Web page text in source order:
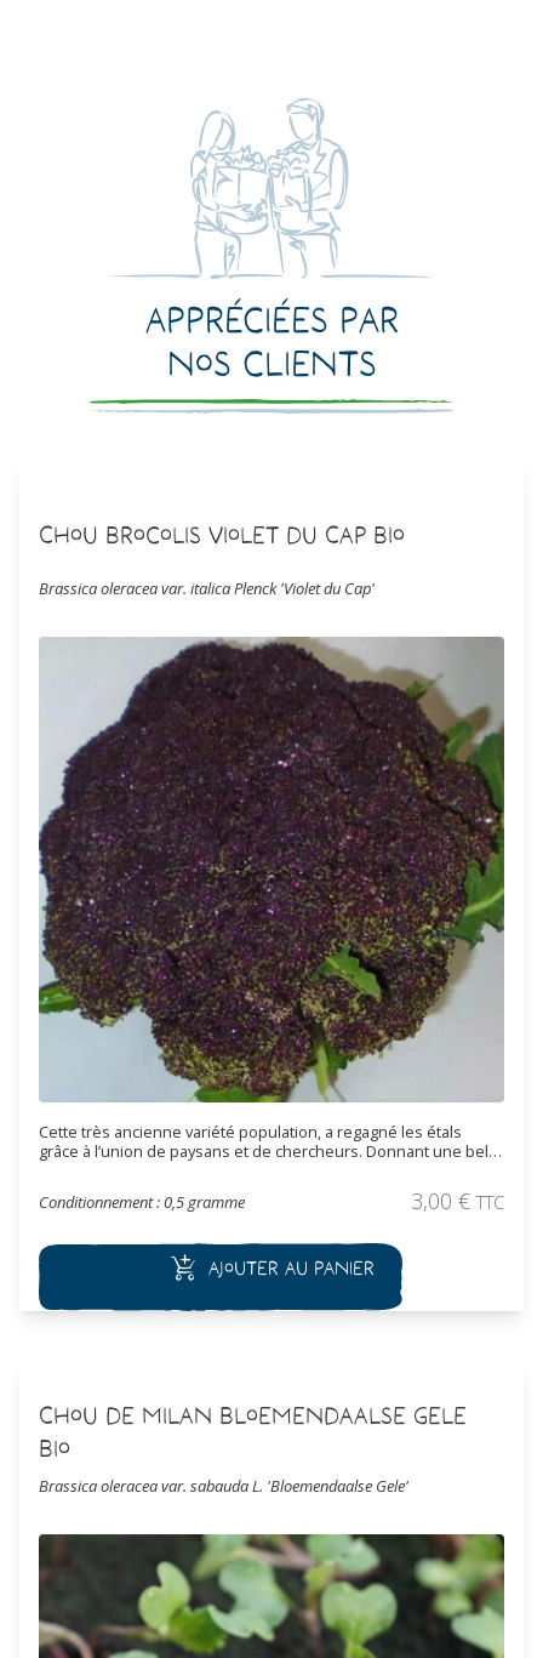
Appréciées par
nos clients
Chou Brocolis Violet du Cap Bio
Brassica oleracea var. italica Plenck 'Violet du Cap'
Cette très ancienne variété population, a regagné les étals
grâce à l’union de paysans et de chercheurs. Donnant une belle
nombreux rejets, de bonne saveur rappelant parfois le chou-
fleur. La couleur de la tête s’intensifie avec le froid, elle résiste
hivers sont plus rudes. Afin de conserver sa belle couleur,
consommé cru ou préférer un cuisson vapeur. Récolte de
décembre à février.
Conditionnement : 0,5 gramme 3,00 € TTC
Ajouter au panier
Chou de Milan Bloemendaalse Gele
Bio
Brassica oleracea var. sabauda L. 'Bloemendaalse Gele'